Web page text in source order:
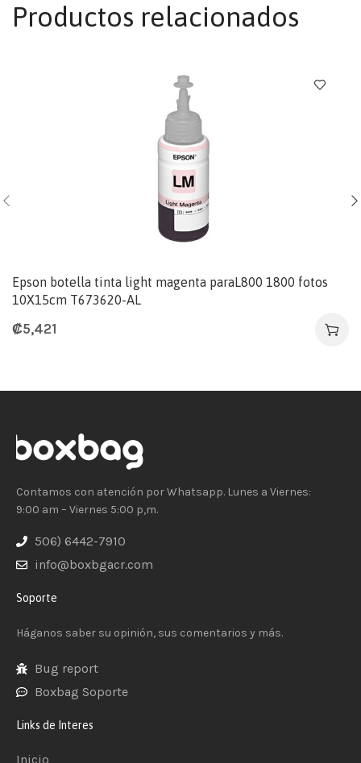
Productos relacionados
Epson botella tinta light magenta paraL800 1800 fotos
10X15cm T673620-AL
₡5,421
Contamos con atención por Whatsapp. Lunes a Viernes:
9:00 am – Viernes 5:00 p,m.
506) 6442-7910
info@boxbgacr.com
Soporte
Háganos saber su opinión, sus comentarios y más.
Bug report
Boxbag Soporte
Links de Interes
Inicio